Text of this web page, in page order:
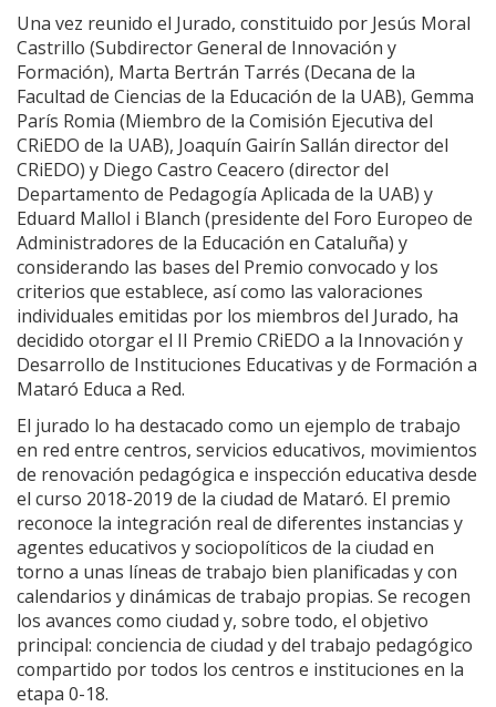
Una vez reunido el Jurado, constituido por Jesús Moral
Castrillo (Subdirector General de Innovación y
Formación), Marta Bertrán Tarrés (Decana de la
Facultad de Ciencias de la Educación de la UAB), Gemma
París Romia (Miembro de la Comisión Ejecutiva del
CRiEDO de la UAB), Joaquín Gairín Sallán director del
CRiEDO) y Diego Castro Ceacero (director del
Departamento de Pedagogía Aplicada de la UAB) y
Eduard Mallol i Blanch (presidente del Foro Europeo de
Administradores de la Educación en Cataluña) y
considerando las bases del Premio convocado y los
criterios que establece, así como las valoraciones
individuales emitidas por los miembros del Jurado, ha
decidido otorgar el II Premio CRiEDO a la Innovación y
Desarrollo de Instituciones Educativas y de Formación a
Mataró Educa a Red.
El jurado lo ha destacado como un ejemplo de trabajo
en red entre centros, servicios educativos, movimientos
de renovación pedagógica e inspección educativa desde
el curso 2018-2019 de la ciudad de Mataró. El premio
reconoce la integración real de diferentes instancias y
agentes educativos y sociopolíticos de la ciudad en
torno a unas líneas de trabajo bien planificadas y con
calendarios y dinámicas de trabajo propias. Se recogen
los avances como ciudad y, sobre todo, el objetivo
principal: conciencia de ciudad y del trabajo pedagógico
compartido por todos los centros e instituciones en la
etapa 0-18.